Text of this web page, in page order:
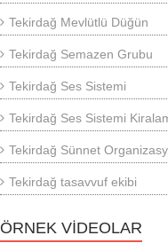
Tekirdağ Mevlütlü Düğün
Tekirdağ Semazen Grubu
Tekirdağ Ses Sistemi
Tekirdağ Ses Sistemi
Tekirdağ Sünnet
Tekirdağ tasavvuf ekibi
ÖRNEK VİDEOLAR